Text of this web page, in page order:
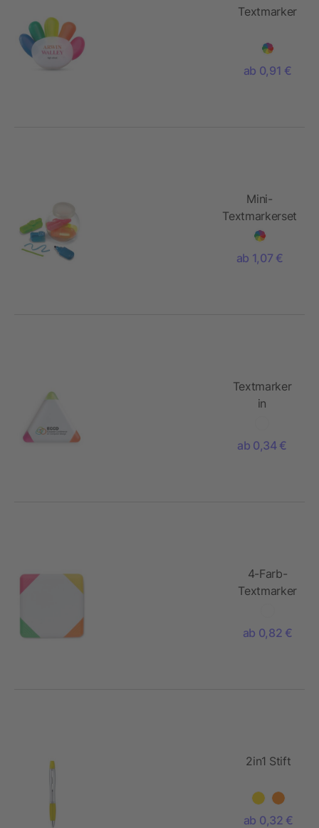
Textmarker
ab 0,91 €
Mini-
Textmarkerset
ab 1,07 €
Textmarker
in
ab 0,34 €
4-Farb-
Textmarker
ab 0,82 €
2in1 Stift
ab 0,32 €